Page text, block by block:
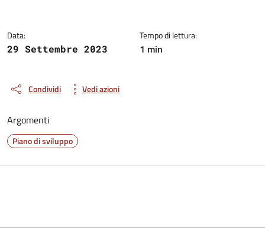
Data:
29 Settembre 2023
Tempo di lettura:
1 min
Condividi Vedi azioni
Argomenti
Piano di sviluppo